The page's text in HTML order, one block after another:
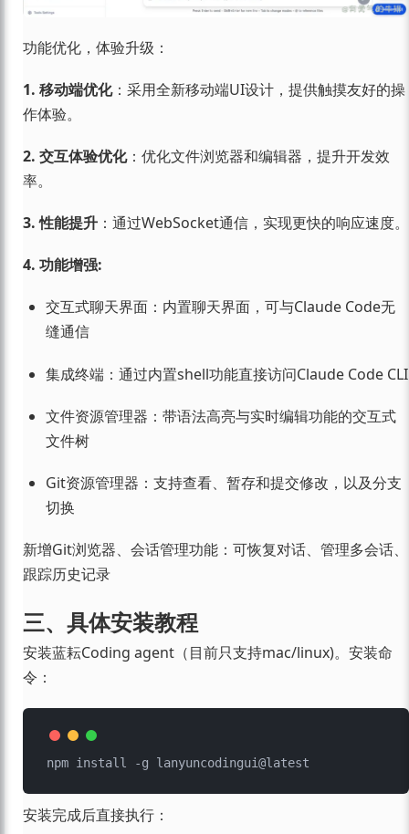
功能优化，体验升级：
1. 移动端优化：采用全新移动端UI设计，提供触摸友好的操
作体验。
2. 交互体验优化：优化文件浏览器和编辑器，提升开发效
率。
3. 性能提升 ：通过WebSocket通信，实现更快的响应速度。
4. 功能增强:
交互式聊天界面：内置聊天界面，可与Claude Code无
缝通信
集成终端：通过内置shell功能直接访问Claude Code CLI
文件资源管理器：带语法高亮与实时编辑功能的交互式
文件树
Git资源管理器：支持查看、暂存和提交修改，以及分支
切换
新增Git浏览器、会话管理功能：可恢复对话、管理多会话、
跟踪历史记录
三、具体安装教程
安装蓝耘Coding agent（目前只支持mac/linux)。安装命
令：
安装完成后直接执行：